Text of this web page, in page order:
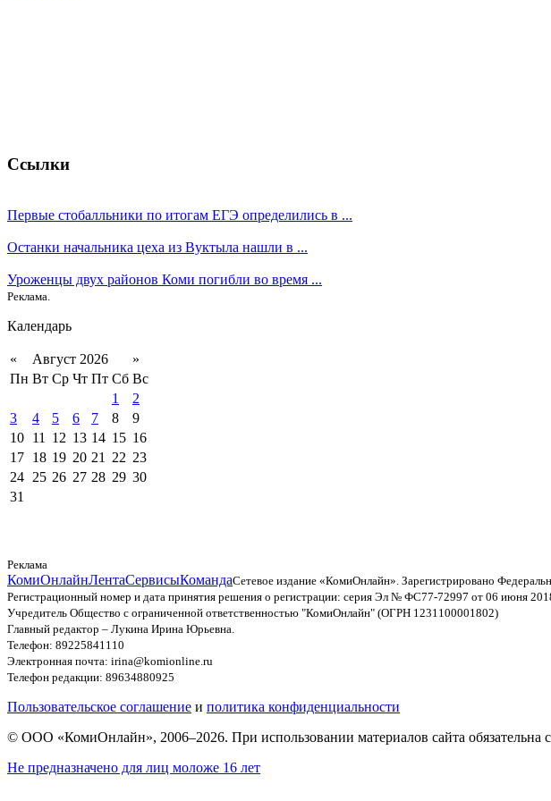
Ссылки
Первые стобалльники по итогам ЕГЭ определились в ...
Останки начальника цеха из Вуктыла нашли в ...
Уроженцы двух районов Коми погибли во время ...
Реклама.
Календарь
« Август 2026
»
Пн Вт Ср Чт Пт Сб Вс
1
2
3
4 5 6 7 8
9
10 11 12 13 14 15 16
17 18 19 20 21 22 23
24 25 26 27 28 29 30
31
Реклама
КомиОнлайнЛентаСервисыКомандаСетевое издание «КомиОнлайн». Зарегистрировано
Регистрационный номер и дата принятия решения о регистрации: серия Эл № ФС77-72997 от 06 июня
Учредитель Общество с ограниченной ответственностью "КомиОнлайн" (ОГРН 1231100001802)
Главный редактор – Лукина Ирина Юрьевна.
Телефон: 89225841110
Электронная почта: irina@komionline.ru
Телефон редакции: 89634880925
Пользовательское соглашение и политика конфиденциальности
© ООО «КомиОнлайн», 2006–2026. При использовании материалов сайта обязательна
Не предназначено для лиц моложе 16 лет